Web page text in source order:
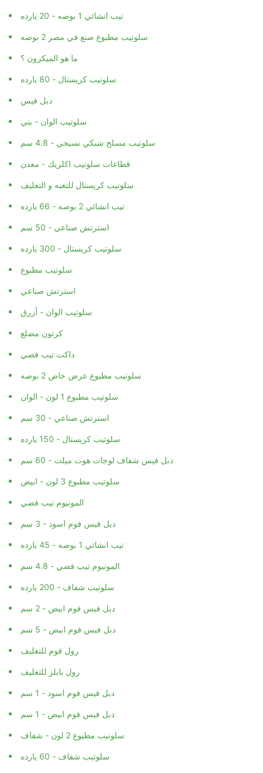
تيب انشائي 1 بوصه - 20 يارده
سلوتيب مطبوع صنع في مصر 2 بوصه
ما هو الميكرون ؟
سلوتيب كريستال - 80 يارده
دبل فيس
سلوتيب الوان - بني
سلوتيب مسلح شبكي نسيجي - 4.8 سم
قطاعات سلوتيب اكلريك - معدن
سلوتيب كريستال للتعبه و التغليف
تيب انشائي 2 بوصه - 66 يارده
استرتش صناعي - 50 سم
سلوتيب كريستال - 300 يارده
سلوتيب مطبوع
استرتش صناعي
سلوتيب الوان - أزرق
كرتون مضلع
داكت تيب فضي
سلوتيب مطبوع عرض خاص 2 بوصه
سلوتيب مطبوع 1 لون - الوان
استرتش صناعي - 30 سم
سلوتيب كريستال - 150 يارده
دبل فيس شفاف لوجات هوت ميلت - 60 سم
سلوتيب مطبوع 3 لون - ابيض
المونيوم تيب فضي
دبل فيس فوم اسود - 3 سم
تيب انشائي 1 بوصه - 45 يارده
المونيوم تيب فضي - 4.8 سم
سلوتيب شفاف - 200 يارده
دبل فيس فوم ابيض - 2 سم
دبل فيس فوم ابيض - 5 سم
رول فوم للتغليف
رول بابلز للتغليف
دبل فيس فوم اسود - 1 سم
دبل فيس فوم ابيض - 1 سم
سلوتيب مطبوع 2 لون - شفاف
سلوتيب شفاف - 60 يارده